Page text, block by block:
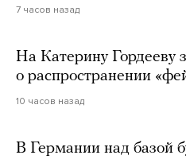
7 часов назад
На Катерину Гордееву
о распространении
10 часов назад
В Германии над базой